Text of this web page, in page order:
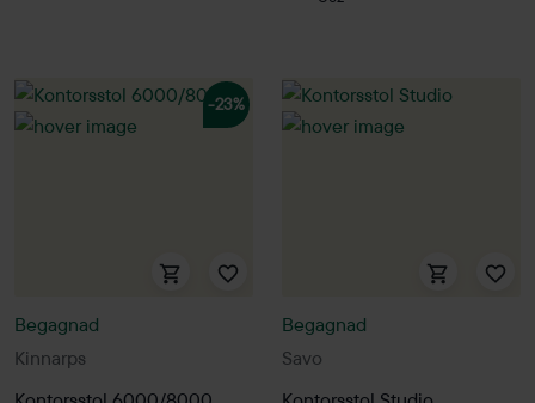
-23%
Kinnarps
Begagnad
Savo
Begagnad